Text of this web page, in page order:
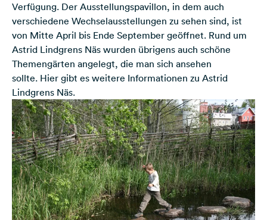
Verfügung. Der Ausstellungspavillon, in dem auch
verschiedene Wechselausstellungen zu sehen sind, ist
von Mitte April bis Ende September geöffnet. Rund um
Astrid Lindgrens Näs wurden übrigens auch schöne
Themengärten angelegt, die man sich ansehen
sollte. Hier gibt es weitere Informationen zu Astrid
Lindgrens Näs.